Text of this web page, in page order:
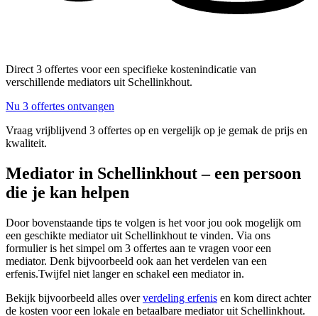
Direct 3 offertes voor een specifieke kostenindicatie van
verschillende mediators uit Schellinkhout.
Nu 3 offertes ontvangen
Vraag vrijblijvend 3 offertes op en vergelijk op je gemak de prijs en
kwaliteit.
Mediator in Schellinkhout – een persoon
die je kan helpen
Door bovenstaande tips te volgen is het voor jou ook mogelijk om
een geschikte mediator uit Schellinkhout te vinden. Via ons
formulier is het simpel om 3 offertes aan te vragen voor een
mediator. Denk bijvoorbeeld ook aan het verdelen van een
erfenis.Twijfel niet langer en schakel een mediator in.
Bekijk bijvoorbeeld alles oververdeling erfenis en kom direct achter
de kosten voor een lokale en betaalbare mediator uit Schellinkhout.